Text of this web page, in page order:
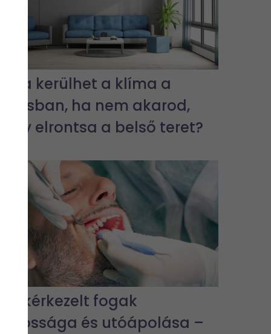
Hova kerülhet a klíma a
lakásban, ha nem akarod,
hogy elrontsa a belső teret?
Gyökérkezelt fogak
tartóssága és utóápolása –